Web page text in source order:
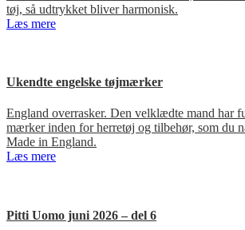
tøj, så udtrykket bliver harmonisk.
Læs mere
Ukendte engelske tøjmærker
England overrasker. Den velklædte mand har
mærker inden for herretøj og tilbehør, som du
Made in England.
Læs mere
Pitti Uomo juni 2026 – del 6